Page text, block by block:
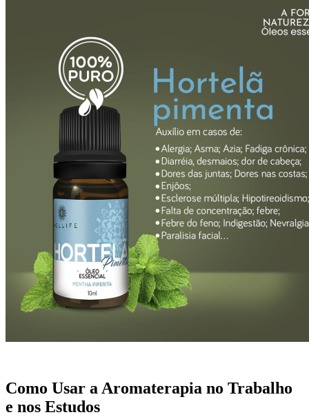
Como Usar a Aromaterapia no Trabalho
e nos Estudos